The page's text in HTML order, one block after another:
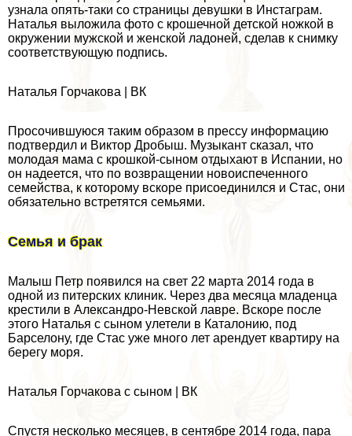
узнала опять-таки со страницы дeвyшки в Инстаграм.
Наталья выложила фото с крошечной детской ножкой в
окружении мужской и женской ладоней, сделав к снимку
соответствующую подпись.
Наталья Горчакова | ВК
Просочившуюся таким образом в прессу информацию
подтвердил и Виктор Дробыш. Музыкант сказал, что
молодая мама с крошкой-сыном отдыхают в Испании, но
он надеется, что по возвращении новоиспеченного
семейства, к которому вскоре присоединился и Стас, они
обязательно встретятся семьями.
Семья и бpaк
Малыш Петр появился на свет 22 марта 2014 года в
одной из питерских клиник. Через два месяца младенца
крестили в Александро-Невской лавре. Вскоре после
этого Наталья с сыном улетели в Каталонию, под
Барселону, где Стас уже много лет арендует квартиру на
берегу моря.
Наталья Горчакова с сыном | ВК
Спустя несколько месяцев, в сентябре 2014 года, пара